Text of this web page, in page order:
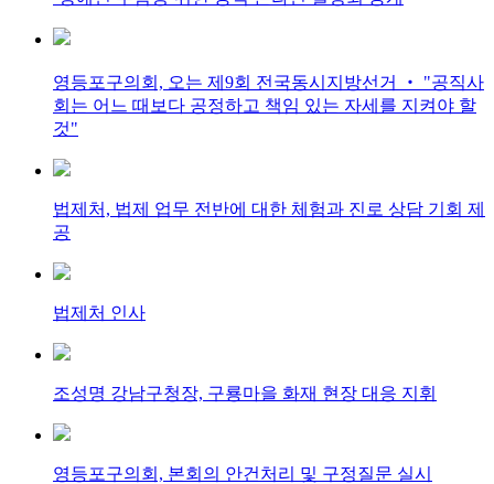
영등포구의회, 오는 제9회 전국동시지방선거 ‧ "공직사
회는 어느 때보다 공정하고 책임 있는 자세를 지켜야 할
것"
법제처, 법제 업무 전반에 대한 체험과 진로 상담 기회 제
공
법제처 인사
조성명 강남구청장, 구룡마을 화재 현장 대응 지휘
영등포구의회, 본회의 안건처리 및 구정질문 실시